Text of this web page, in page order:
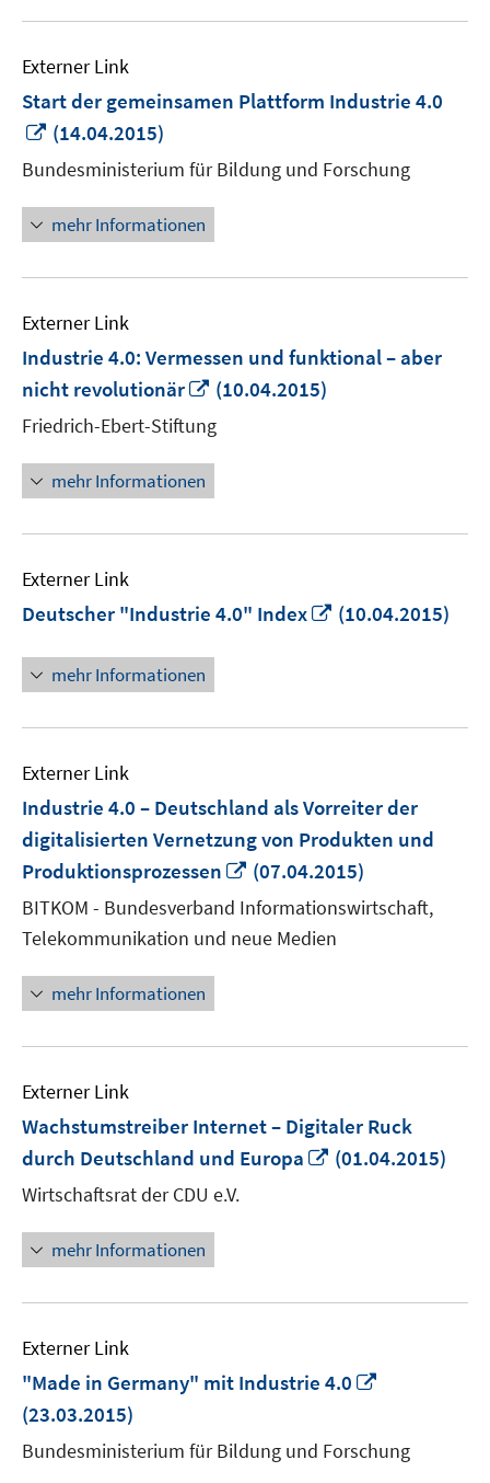
Externer Link
Start der gemeinsamen Plattform Industrie 4.0
In
neuem
Fenster
öffnen
(14.04.2015)
Bundesministerium für Bildung und Forschung
mehr Informationen
Externer Link
Industrie 4.0: Vermessen und funktional – aber
nicht revolutionär
In
Fenster
öffnen
(10.04.2015)
Friedrich-Ebert-Stiftung
mehr Informationen
Externer Link
Deutscher "Industrie 4.0" Index
In
(10.04.2015)
mehr Informationen
Externer Link
Industrie 4.0 – Deutschland als Vorreiter der
digitalisierten Vernetzung von Produkten und
Produktionsprozessen
In
neuem
Fenster
öffnen
(07.04.2015)
BITKOM - Bundesverband Informationswirtschaft,
Telekommunikation und neue Medien
mehr Informationen
Externer Link
Wachstumstreiber Internet – Digitaler Ruck
durch Deutschland und Europa
In
(01.04.2015)
Wirtschaftsrat der CDU e.V.
mehr Informationen
Externer Link
"Made in Germany" mit Industrie 4.0
öffnen
(23.03.2015)
Bundesministerium für Bildung und Forschung